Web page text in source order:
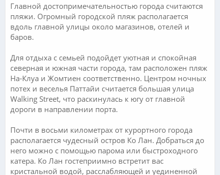
Главной достопримечательностью города считаются
пляжи. Огромный городской пляж располагается
вдоль главной улицы около магазинов, отелей и
баров.
Для отдыха с семьей подойдет уютная и спокойная
северная и южная части города, там расположен пляж
На-Клуа и Жомтиен соответственно. Центром ночных
потех и веселья Паттайи считается большая улица
Walking Street, что раскинулась к югу от главной
дороги в направлении порта.
Почти в восьми километрах от курортного города
располагается чудесный остров Ко Лан. Добраться до
него можно с помощью парома или быстроходного
катера. Ко Лан гостеприимно встретит вас
кристальной водой, расслабляющей и уединенной